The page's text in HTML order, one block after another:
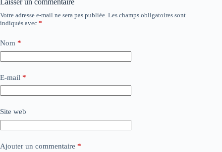
Laisser un commentaire
Votre adresse e-mail ne sera pas publiée. Les champs obligatoires sont
indiqués avec *
Nom *
E-mail *
Site web
Ajouter un commentaire *